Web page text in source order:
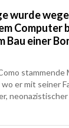
wurde
Computer
Bau einer
stammende
er mit seiner